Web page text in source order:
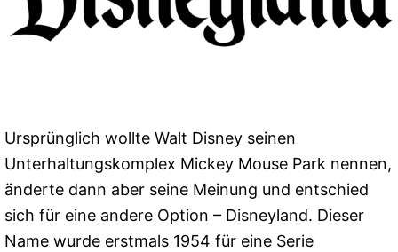
Ursprünglich wollte Walt Disney seinen
Unterhaltungskomplex Mickey Mouse Park nennen,
änderte dann aber seine Meinung und entschied
sich für eine andere Option – Disneyland. Dieser
Name wurde erstmals 1954 für eine Serie